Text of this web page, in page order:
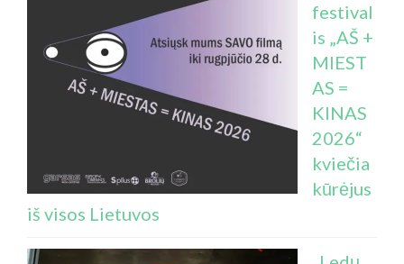
festival
is „AŠ +
MIEST
AS =
KINAS
2026“
kviečia
kūrėjus
iš visos Lietuvos